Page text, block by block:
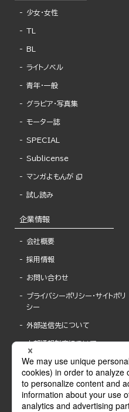
少女・女性
TL
BL
ライトノベル
青年・一般
グラビア・写真集
モーター誌
SPECIAL
Sublicense
マンガよもんが
試し読み
企業情報
会社概要
採用情報
お問い合わせ
プライバシーポリシー・サイトポリ
シー
外部送信先について
内部通報制度について